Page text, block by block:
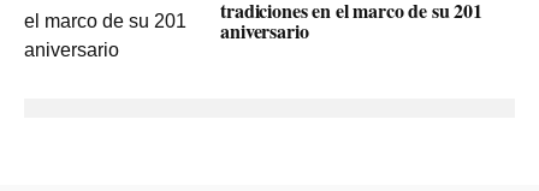
tradiciones en el marco de su 201
aniversario